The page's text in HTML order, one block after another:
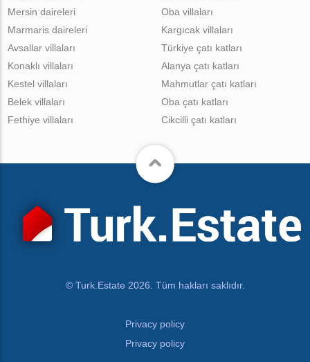
Mersin daireleri
Marmaris daireleri
Oba villaları
Kargıcak villaları
Avsallar villaları
Konaklı villaları
Kestel villaları
Belek villaları
Fethiye villaları
Türkiye çatı katları
Alanya çatı katları
Mahmutlar çatı katları
Oba çatı katları
Cikcilli çatı katları
© Turk.Estate 2026. Tüm hakları saklıdır.
Privacy policy
Privacy policy